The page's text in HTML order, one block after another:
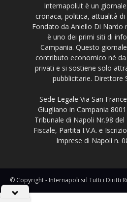
Internapoli.it è un
cronaca, politica, attualità di
Fondato da Aniello Di Nardo
è uno dei primi siti di
Campania. Questo
contributo economico né
privati e si sostiene solo
pubblicitarie. Direttore
Sede Legale Via San
Giugliano in Campania
Tribunale di Napoli Nr.98
Fiscale, Partita I.V.A. e
Imprese di Napoli n.
© Copyright - Internapoli srl Tutti i Diritti